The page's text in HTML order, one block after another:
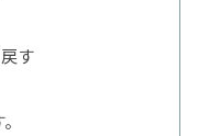
す